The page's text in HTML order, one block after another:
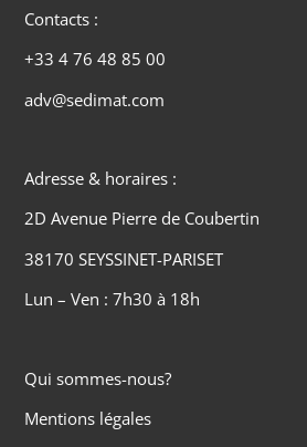
Contacts :
+33 4 76 48 85 00
adv@sedimat.com
Adresse & horaires :
2D Avenue Pierre de Coubertin
38170 SEYSSINET-PARISET
Lun – Ven : 7h30 à 18h
Qui sommes-nous?
Mentions légales